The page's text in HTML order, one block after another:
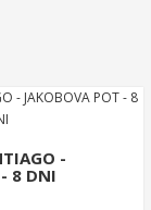
-
8 DNI